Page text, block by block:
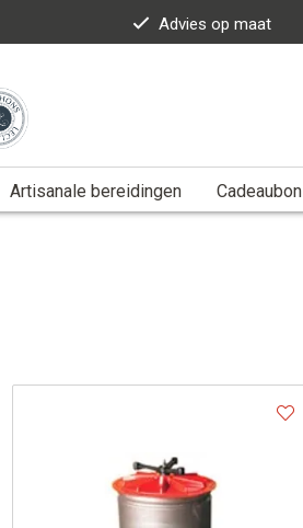
Advies op maat
Artisanale bereidingen Cadeaubon